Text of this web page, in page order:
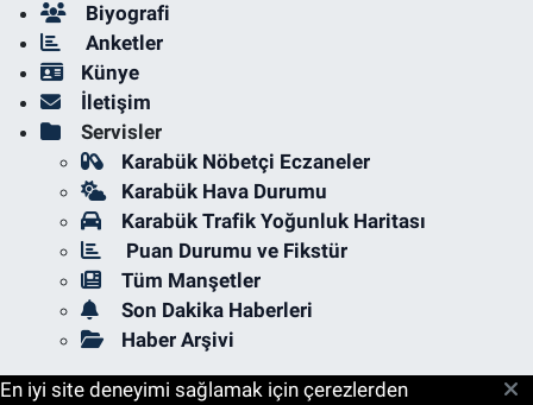
Biyografi
Anketler
Künye
İletişim
Servisler
Karabük Nöbetçi Eczaneler
Karabük Hava Durumu
Karabük Trafik Yoğunluk Haritası
Puan Durumu ve Fikstür
Tüm Manşetler
Son Dakika Haberleri
Haber Arşivi
En iyi site deneyimi sağlamak için çerezlerden